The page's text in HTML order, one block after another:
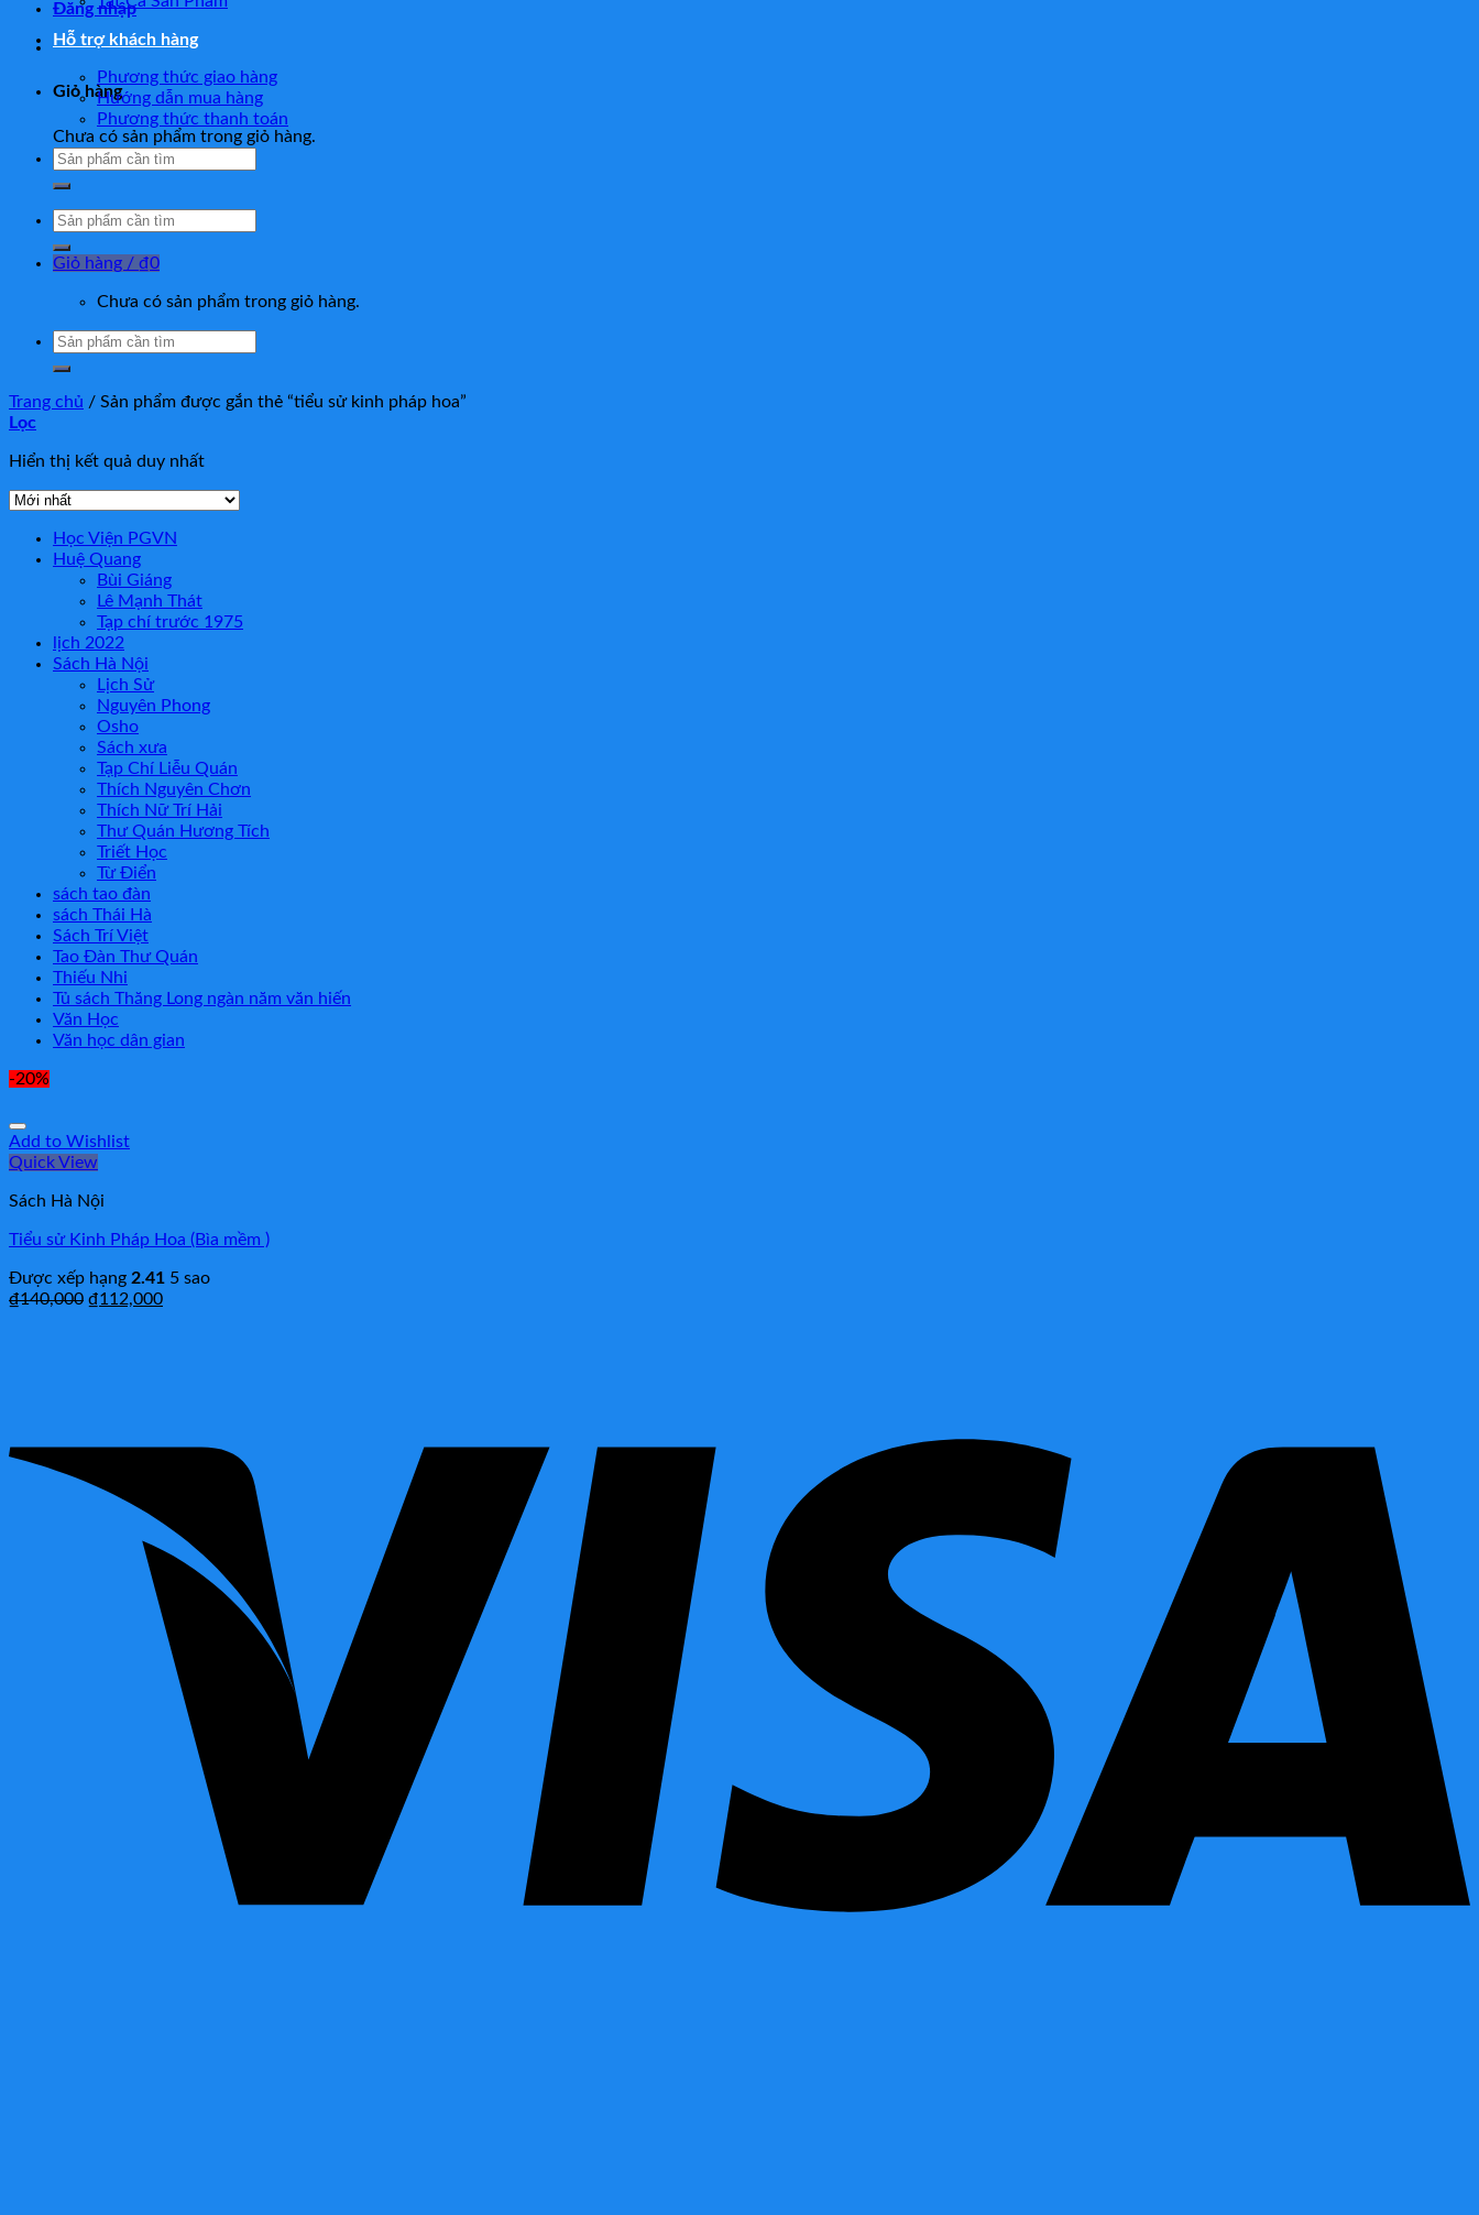
Đăng nhập
Giỏ hàng
Chưa có sản phẩm trong giỏ hàng.
Hỗ trợ khách hàng
Phương thức giao hàng
Hướng dẫn mua hàng
Phương thức thanh toán
Tìm
Tìm
Giỏ hàng / ₫0
Chưa có sản phẩm trong giỏ hàng.
Tìm
Trang chủ / Sản phẩm được gắn thẻ “tiểu sử kinh pháp hoa”
Lọc
Hiển thị kết quả duy nhất
Học Viện PGVN
Huệ Quang
Bùi Giáng
Lê Mạnh Thát
Tạp chí trước 1975
lịch 2022
Sách Hà Nội
Lịch Sử
Nguyên Phong
Osho
Sách xưa
Tạp Chí Liễu Quán
Thích Nguyên Chơn
Thích Nữ Trí Hải
Thư Quán Hương Tích
Triết Học
Từ Điển
sách tao đàn
sách Thái Hà
Sách Trí Việt
Tao Đàn Thư Quán
Thiếu Nhi
Tủ sách Thăng Long ngàn năm văn hiến
Văn Học
Văn học dân gian
-20%
Add to Wishlist
Quick View
Sách Hà Nội
Tiểu sử Kinh Pháp Hoa (Bìa mềm )
Được xếp hạng 2.41 5 sao
₫140,000 ₫112,000